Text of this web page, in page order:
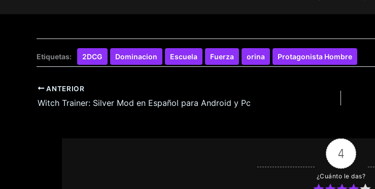
Etiquetas: 2DCG Dominacion Escuela Fuerza orina Protagonista Hombre
ANTERIOR
Witch Trainer: Silver Mod en Español para Android y Pc
4
¿Cuánto le das?